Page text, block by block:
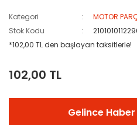
Kategori
MOTOR
Stok Kodu
*102,00 TL den başlayan taksitlerle!
102,00 TL
Gelince